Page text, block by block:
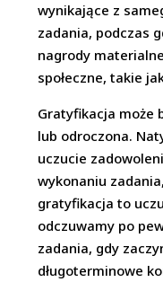
wynikające z
zadania, podczas
nagrody
społeczne, takie
Gratyfikacja może
lub odroczona.
uczucie
wykonaniu
gratyfikacja to
odczuwamy po
zadania, gdy
długoterminowe